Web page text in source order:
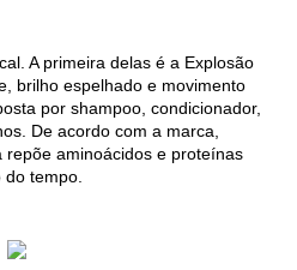
A primeira delas é a Explosão
brilho espelhado e movimento
por shampoo, condicionador,
De acordo com a marca,
repõe aminoácidos e proteínas
tempo.